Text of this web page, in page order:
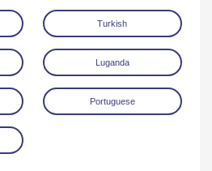
Download
Turkish
Luganda
Portuguese